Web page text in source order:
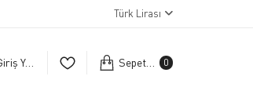
Türk Lirası
Giriş Yap Sepetim 0